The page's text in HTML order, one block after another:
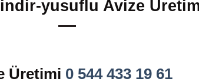
yusuflu Avize
Üretimi 0 544 433 19 61